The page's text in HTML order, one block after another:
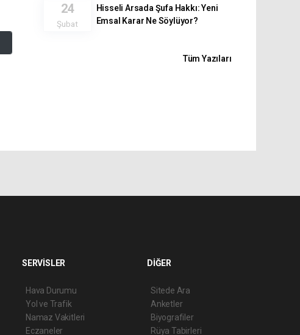
24
Şubat
Hisseli Arsada Şufa Hakkı: Yeni
Emsal Karar Ne Söylüyor?
Tüm Yazıları
SERVİSLER
Hava Durumu
Yol ve Trafik
Namaz Vakitleri
Eczaneler
DİĞER
Sitede Ara
Anketler
Biyografiler
Rüya Tabirleri